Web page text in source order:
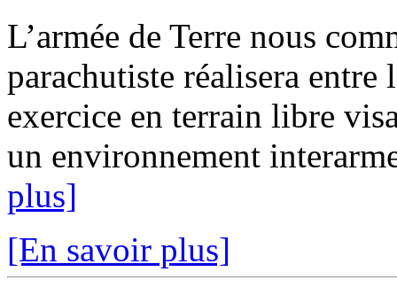
L’armée de Terre nous
parachutiste réalisera
exercice en terrain libre
un environnement
plus]
[En savoir plus]